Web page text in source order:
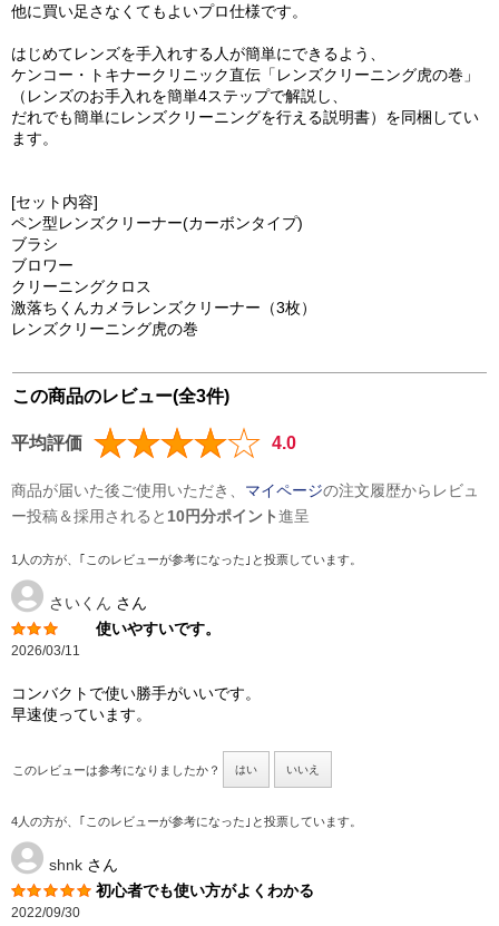
他に買い足さなくてもよいプロ仕様です。
はじめてレンズを手入れする人が簡単にできるよう、
ケンコー・トキナークリニック直伝「レンズクリーニング虎の巻」
（レンズのお手入れを簡単4ステップで解説し、
だれでも簡単にレンズクリーニングを行える説明書）を同梱してい
ます。
[セット内容]
ペン型レンズクリーナー(カーボンタイプ)
ブラシ
ブロワー
クリーニングクロス
激落ちくんカメラレンズクリーナー（3枚）
レンズクリーニング虎の巻
この商品のレビュー(全3件)
平均評価 4.0
商品が届いた後ご使用いただき、 マイページの注文履歴からレビュ
ー投稿＆採用されると 10円分ポイント進呈
1人の方が、｢このレビューが参考になった｣と投票しています。
さいくん さん
使いやすいです。
2026/03/11
コンバクトで使い勝手がいいです。
早速使っています。
このレビューは参考になりましたか？ はい いいえ
4人の方が、｢このレビューが参考になった｣と投票しています。
shnk さん
初心者でも使い方がよくわかる
2022/09/30